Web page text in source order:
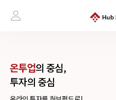
온투업의 중심,
투자의 중심